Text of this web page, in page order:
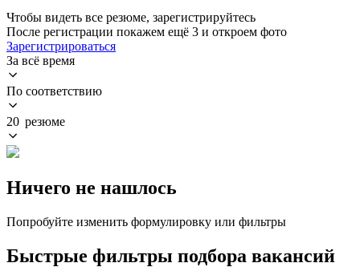
Чтобы видеть все резюме, зарегистрируйтесь
После регистрации покажем ещё 3 и откроем фото
Зарегистрироваться
За всё время
По соответствию
20 резюме
Ничего не нашлось
Попробуйте изменить формулировку или фильтры
Быстрые фильтры подбора вакансий